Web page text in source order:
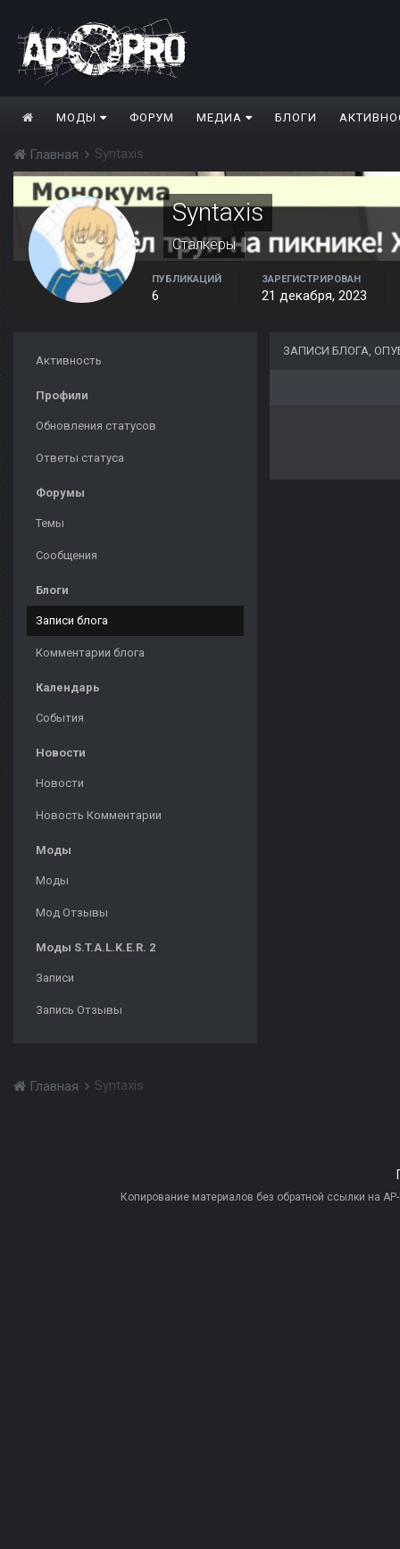
МОДЫ ФОРУМ МЕДИА БЛОГИ
Главная Syntaxis
Syntaxis
Сталкеры
ПУБЛИКАЦИЙ
6
ЗАРЕГИСТРИРОВАН
21 декабря, 2023
Активность
Профили
Обновления статусов
Ответы статуса
Форумы
Темы
Сообщения
Блоги
Записи блога
Комментарии блога
Календарь
События
Новости
Новости
Новость Комментарии
Моды
Моды
Мод Отзывы
Моды S.T.A.L.K.E.R. 2
Записи
Запись Отзывы
ЗАПИСИ БЛОГА,
Главная Syntaxis
Копирование материалов без обратной ссылки на